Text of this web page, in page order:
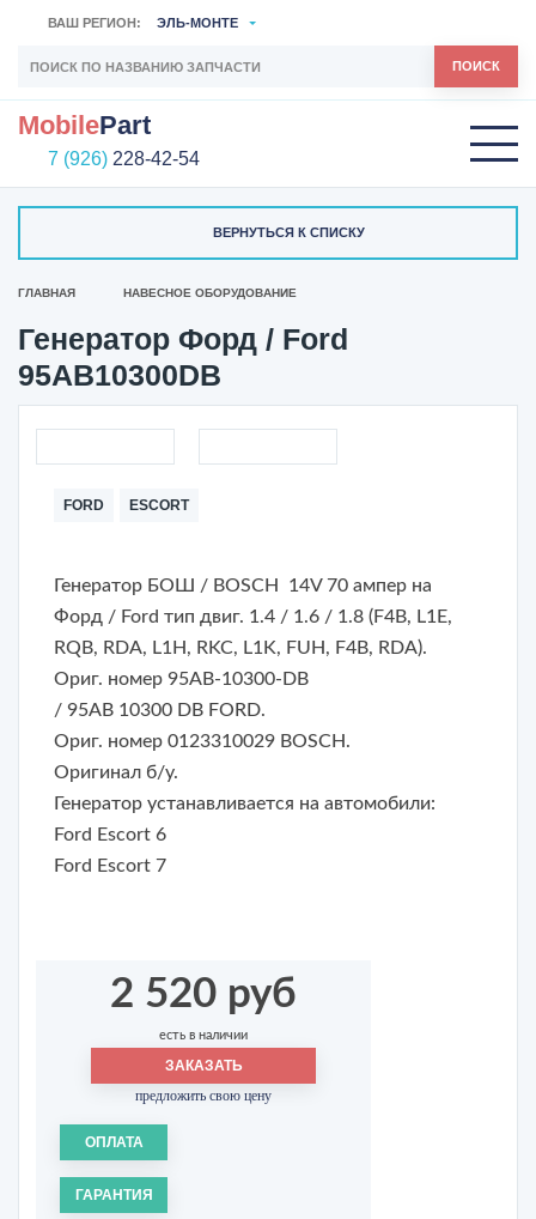
ВАШ РЕГИОН: ЭЛЬ-МОНТЕ
ПОИСК
MobilePart
7 (926) 228-42-54
ВЕРНУТЬСЯ К СПИСКУ
ГЛАВНАЯ НАВЕСНОЕ ОБОРУДОВАНИЕ
Генератор Форд / Ford
95AB10300DB
FORD ESCORT
Генератор БОШ / BOSCH 14V 70 ампер на
Форд / Ford тип двиг. 1.4 / 1.6 / 1.8 (F4B, L1E,
RQB, RDA, L1H, RKC, L1K, FUH, F4B, RDA).
Ориг. номер 95AB-10300-DB
/ 95AB 10300 DB FORD.
Ориг. номер 0123310029 BOSCH.
Оригинал б/у.
Генератор устанавливается на автомобили:
Ford Escort 6
Ford Escort 7
2 520 руб
есть в наличии
ЗАКАЗАТЬ
предложить свою цену
ОПЛАТА
ГАРАНТИЯ